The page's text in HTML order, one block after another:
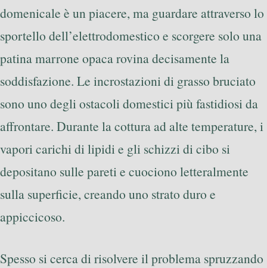
domenicale è un piacere, ma guardare attraverso lo
sportello dell’elettrodomestico e scorgere solo una
patina marrone opaca rovina decisamente la
soddisfazione. Le incrostazioni di grasso bruciato
sono uno degli ostacoli domestici più fastidiosi da
affrontare. Durante la cottura ad alte temperature, i
vapori carichi di lipidi e gli schizzi di cibo si
depositano sulle pareti e cuociono letteralmente
sulla superficie, creando uno strato duro e
appiccicoso.
Spesso si cerca di risolvere il problema spruzzando